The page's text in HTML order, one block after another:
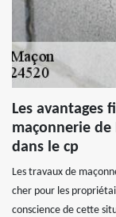
Les avantages
maçonnerie de
dans le cp
Les travaux de
cher pour les
conscience de cette